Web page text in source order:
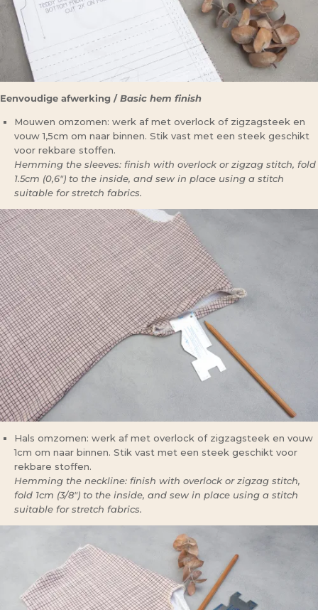
Eenvoudige afwerking /Basic hem finish
Mouwen omzomen: werk af met overlock of zigzagsteek en
vouw 1,5cm om naar binnen. Stik vast met een steek geschikt
voor rekbare stoffen.
Hemming the sleeves: finish with overlock or zigzag stitch, fold
1.5cm (0,6″) to the inside, and sew in place using a stitch
suitable for stretch fabrics.
Hals omzomen: werk af met overlock of zigzagsteek en vouw
1cm om naar binnen. Stik vast met een steek geschikt voor
rekbare stoffen.
Hemming the neckline: finish with overlock or zigzag stitch,
fold 1cm (3/8″) to the inside, and sew in place using a stitch
suitable for stretch fabrics.